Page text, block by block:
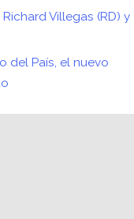
Richard Villegas (RD) y
del País, el nuevo